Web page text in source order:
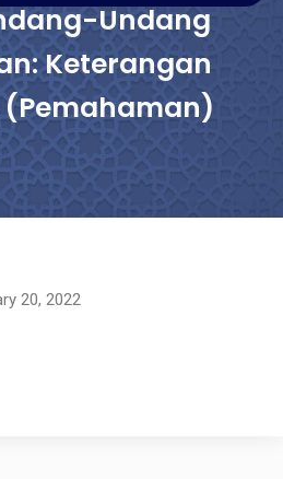
Undang
Keterangan
20, 2022